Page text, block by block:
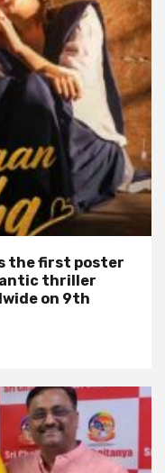
the first poster
thriller
on 9th